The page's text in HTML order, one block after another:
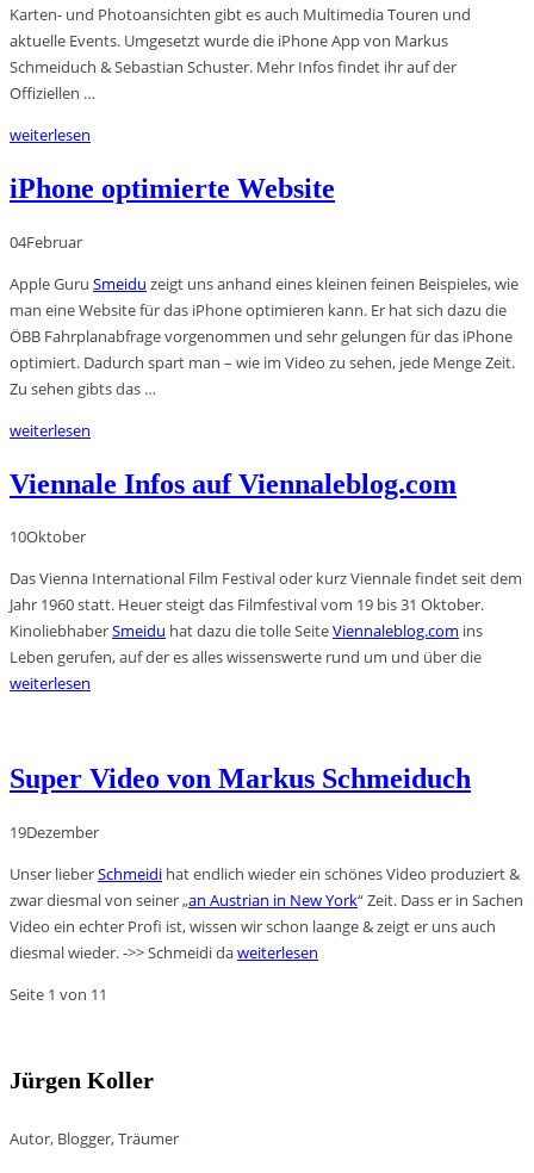
Karten- und Photoansichten gibt es auch Multimedia Touren und
aktuelle Events. Umgesetzt wurde die iPhone App von Markus
Schmeiduch & Sebastian Schuster. Mehr Infos findet ihr auf der
Offiziellen …
weiterlesen
iPhone optimierte Website
04Februar
Apple Guru Smeidu zeigt uns anhand eines kleinen feinen Beispieles, wie
man eine Website für das iPhone optimieren kann. Er hat sich dazu die
ÖBB Fahrplanabfrage vorgenommen und sehr gelungen für das iPhone
optimiert. Dadurch spart man – wie im Video zu sehen, jede Menge Zeit.
Zu sehen gibts das …
weiterlesen
Viennale Infos auf Viennaleblog.com
10Oktober
Das Vienna International Film Festival oder kurz Viennale findet seit dem
Jahr 1960 statt. Heuer steigt das Filmfestival vom 19 bis 31 Oktober.
KinoliebhaberSmeidu hat dazu die tolle SeiteViennaleblog.com ins
Leben gerufen, auf der es alles wissenswerte rund um und über die
weiterlesen
Super Video von Markus Schmeiduch
19Dezember
Unser lieberSchmeidi hat endlich wieder ein schönes Video produziert &
zwar diesmal von seiner „an Austrian in New York“ Zeit. Dass er in Sachen
Video ein echter Profi ist, wissen wir schon laange & zeigt er uns auch
diesmal wieder. ->> Schmeidi daweiterlesen
Seite 1 von 11
Jürgen Koller
Autor, Blogger, Träumer